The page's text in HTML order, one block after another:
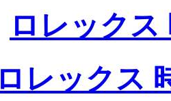
ロレックス
ロレックス